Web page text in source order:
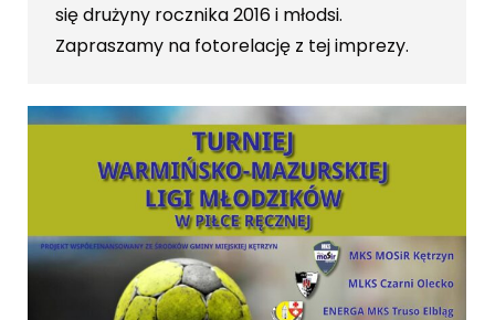
się drużyny rocznika 2016 i młodsi.
Zapraszamy na fotorelację z tej imprezy.